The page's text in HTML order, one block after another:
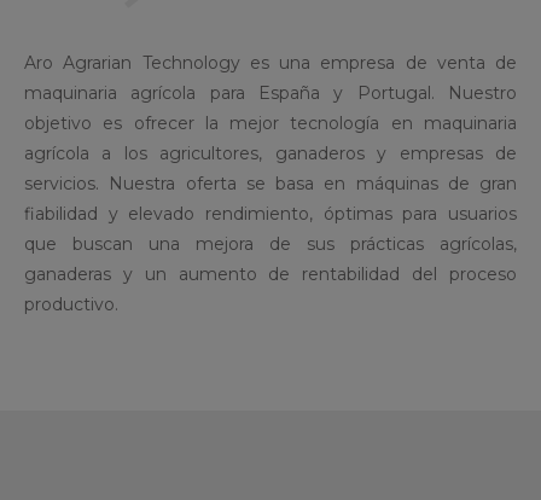
Aro Agrarian Technology es una empresa de venta de
maquinaria agrícola para España y Portugal. Nuestro
objetivo es ofrecer la mejor tecnología en maquinaria
agrícola a los agricultores, ganaderos y empresas de
servicios. Nuestra oferta se basa en máquinas de gran
fiabilidad y elevado rendimiento, óptimas para usuarios
que buscan una mejora de sus prácticas agrícolas,
ganaderas y un aumento de rentabilidad del proceso
productivo.